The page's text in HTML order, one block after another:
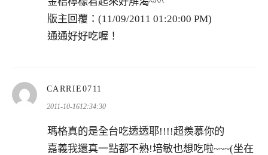
版主回覆：(11/09/2011 01:20:00 PM)
通通好好吃喔！
CARRIE0711
示:
2011-10-1612:34:30
瑪格真的是全台吃透透耶!!!!超羨慕你的
嘉義我還真一點都不熟!培敏也想吃啦~~~(坐在